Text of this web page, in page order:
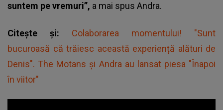
suntem pe vremuri”, a mai spus Andra.
Citește și: Colaborarea momentului! "Sunt
bucuroasă că trăiesc această experiență alături de
Denis". The Motans și Andra au lansat piesa "Înapoi
în viitor"